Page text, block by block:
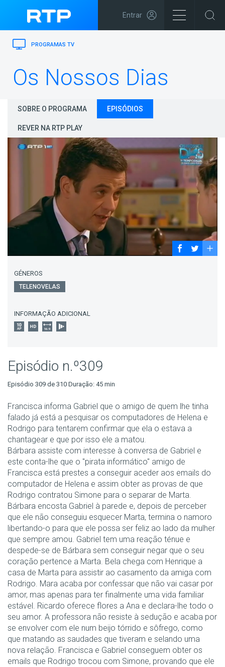
Entrar
PROGRAMAS TV
Os Nossos Dias
SOBRE O PROGRAMA EPISÓDIOS
REVER NA RTP PLAY
GÉNEROS
TELENOVELAS
INFORMAÇÃO ADICIONAL
Episódio n.º309
Episódio 309 de 310 Duração: 45 min
Francisca informa Gabriel que o amigo de quem lhe tinha
falado já está a pesquisar os computadores de Helena e
Rodrigo para tentarem confirmar que ela o estava a
chantagear e que por isso ele a matou.
Bárbara assiste com interesse à conversa de Gabriel e
este conta-lhe que o "pirata informático" amigo de
Francisca está prestes a conseguir aceder aos emails do
computador de Helena e assim obter as provas de que
Rodrigo contratou Simone para o separar de Marta.
Bárbara encosta Gabriel à parede e, depois de perceber
que ele não conseguiu esquecer Marta, termina o namoro
libertando-o para que ele possa ser feliz ao lado da mulher
que sempre amou. Gabriel tem uma reação ténue e
despede-se de Bárbara sem conseguir negar que o seu
coração pertence a Marta. Bela chega com Henrique a
casa de Marta para assistir ao casamento da amiga com
Rodrigo. Mara acaba por confessar que não vai casar por
amor, mas apenas para ter finalmente uma vida familiar
estável. Ricardo oferece flores a Ana e declara-lhe todo o
seu amor. A professora não resiste à sedução e acaba por
se envolver com ele num beijo tórrido e sôfrego, como
que matando as saudades que tiveram e selando uma
nova relação. Francisca e Gabriel conseguem obter os
emails que Rodrigo trocou com Simone, provando que ele